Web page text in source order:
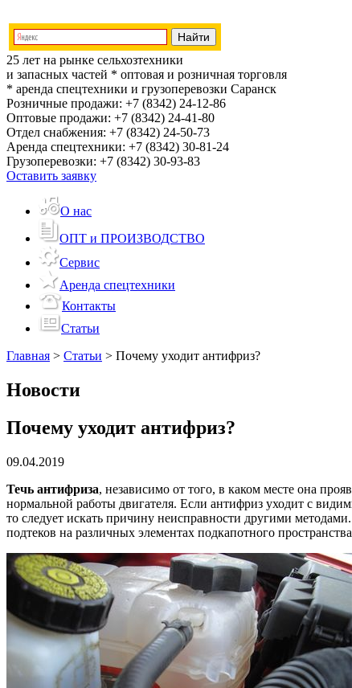
25 лет на рынке сельхозтехники
и запасных частей * оптовая и розничная торговля
* аренда спецтехники и грузоперевозки Саранск
Розничные продажи: +7 (8342) 24-12-86
Оптовые продажи: +7 (8342) 24-41-80
Отдел снабжения: +7 (8342) 24-50-73
Аренда спецтехники: +7 (8342) 30-81-24
Грузоперевозки: +7 (8342) 30-93-83
Оставить заявку
О нас
ОПТ и ПРОИЗВОДСТВО
Сервис
Аренда спецтехники
Контакты
Статьи
Главная > Статьи > Почему уходит антифриз?
Новости
Почему уходит антифриз?
09.04.2019
Течь антифриза, независимо от того, в каком месте она
нормальной работы двигателя. Если антифриз уходит с
то следует искать причину неисправности другими
подтеков на различных элементах подкапотного